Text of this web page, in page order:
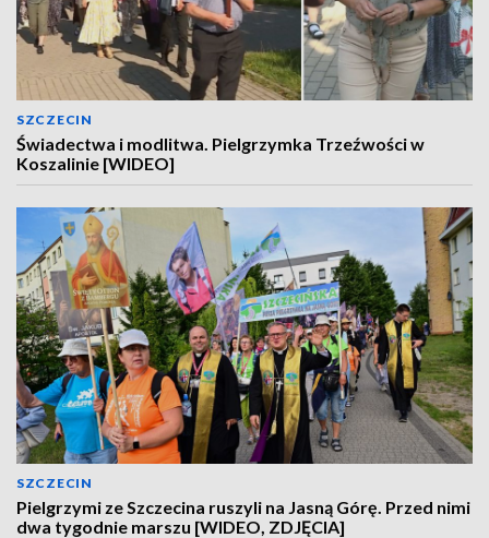
SZCZECIN
Świadectwa i modlitwa. Pielgrzymka Trzeźwości w
Koszalinie [WIDEO]
SZCZECIN
Pielgrzymi ze Szczecina ruszyli na Jasną Górę. Przed nimi
dwa tygodnie marszu [WIDEO, ZDJĘCIA]